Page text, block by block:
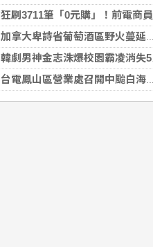
狂刷3711筆「0元購」！前電商員工鑽漏洞 家中倉庫塞滿1143件家電
加拿大卑詩省葡萄酒區野火蔓延 數千居民撤離
韓劇男神金志洙爆校園霸凌消失5年 轉戰菲律賓近況曝光
台電鳳山區營業處召開中颱白海豚整備會議